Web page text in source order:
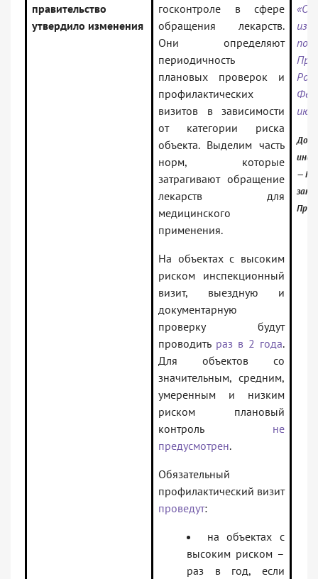
правительство
утвердило изменения
госконтроле в сфере
обращения лекарств.
Они определяют
периодичность
плановых проверок и
профилактических
визитов в зависимости
от категории риска
объекта. Выделим часть
норм, которые
затрагивают обращение
лекарств для
медицинского
применения.
На объектах с высоким
риском инспекционный
визит, выездную и
документарную
проверку будут
проводить раз в 2 года.
Для объектов со
значительным, средним,
умеренным и низким
риском плановый
контроль не
предусмотрен.
Обязательный
профилактический визит
проведут:
на объектах с
высоким риском –
раз в год, если
—